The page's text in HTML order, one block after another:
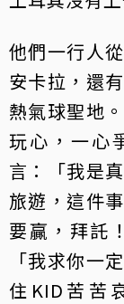
他們一行人
安卡拉，還
熱氣球聖地
玩心，一心
言：「我是
旅遊，這件
要贏，拜託
「我求你一
住KID苦苦